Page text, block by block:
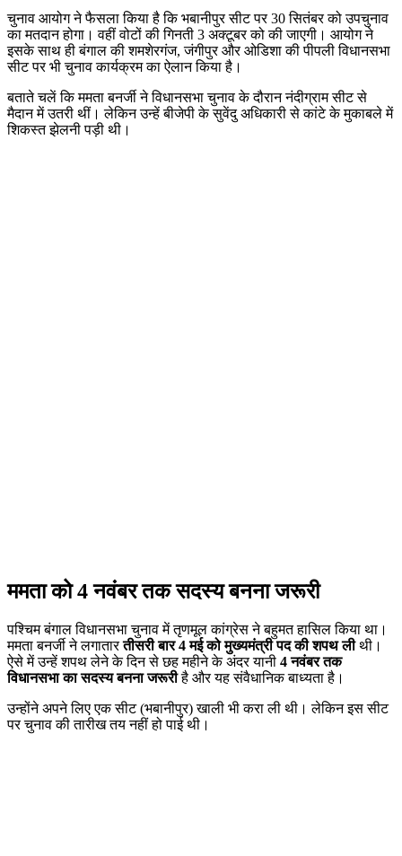
चुनाव आयोग ने फैसला किया है कि भबानीपुर सीट पर 30 सितंबर को उपचुनाव
का मतदान होगा। वहीं वोटों की गिनती 3 अक्टूबर को की जाएगी। आयोग ने
इसके साथ ही बंगाल की शमशेरगंज, जंगीपुर और ओडिशा की पीपली विधानसभा
सीट पर भी चुनाव कार्यक्रम का ऐलान किया है।
बताते चलें कि ममता बनर्जी ने विधानसभा चुनाव के दौरान नंदीग्राम सीट से
मैदान में उतरी थीं। लेकिन उन्हें बीजेपी के सुवेंदु अधिकारी से कांटे के मुकाबले में
शिकस्त झेलनी पड़ी थी।
ममता को 4 नवंबर तक सदस्य बनना जरूरी
पश्चिम बंगाल विधानसभा चुनाव में तृणमूल कांग्रेस ने बहुमत हासिल किया था।
ममता बनर्जी ने लगातारतीसरी बार 4 मई को मुख्यमंत्री पद की शपथ लीथी।
ऐसे में उन्हें शपथ लेने के दिन से छह महीने के अंदर यानी 4 नवंबर तक
विधानसभा का सदस्य बनना जरूरीहै और यह संवैधानिक बाध्यता है।
उन्होंने अपने लिए एक सीट (भबानीपुर) खाली भी करा ली थी। लेकिन इस सीट
पर चुनाव की तारीख तय नहीं हो पाई थी।